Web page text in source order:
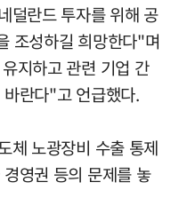
덜란드 투자를 위해 공
조성하길 희망한다"며
지하고 관련 기업 간
란다"고 언급했다.
체 노광장비 수출 통제
영권 등의 문제를 놓